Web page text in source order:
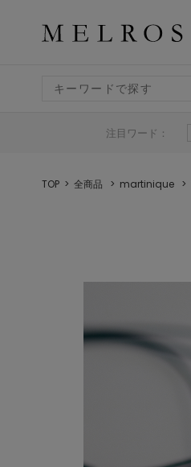
注目ワード：
TOP 全商品 martinique